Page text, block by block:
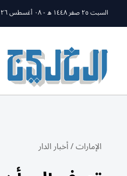
السبت ٢٥ صفر ١٤٤٨ ه - ٠٨ أغسطس ٢٠٢٦
الإمارات/أخبار الدار